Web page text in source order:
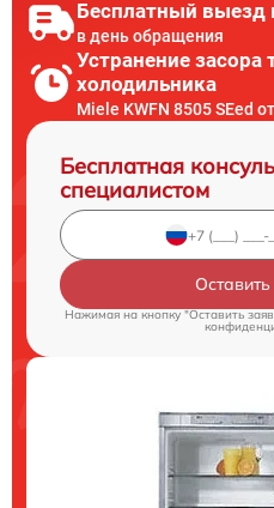
Бесплатный выезд
в день обращения
Устранение засора
холодильника
Miele KWFN 8505 SEed
Бесплатная
специалистом
Нажимая на кнопку "Оставить